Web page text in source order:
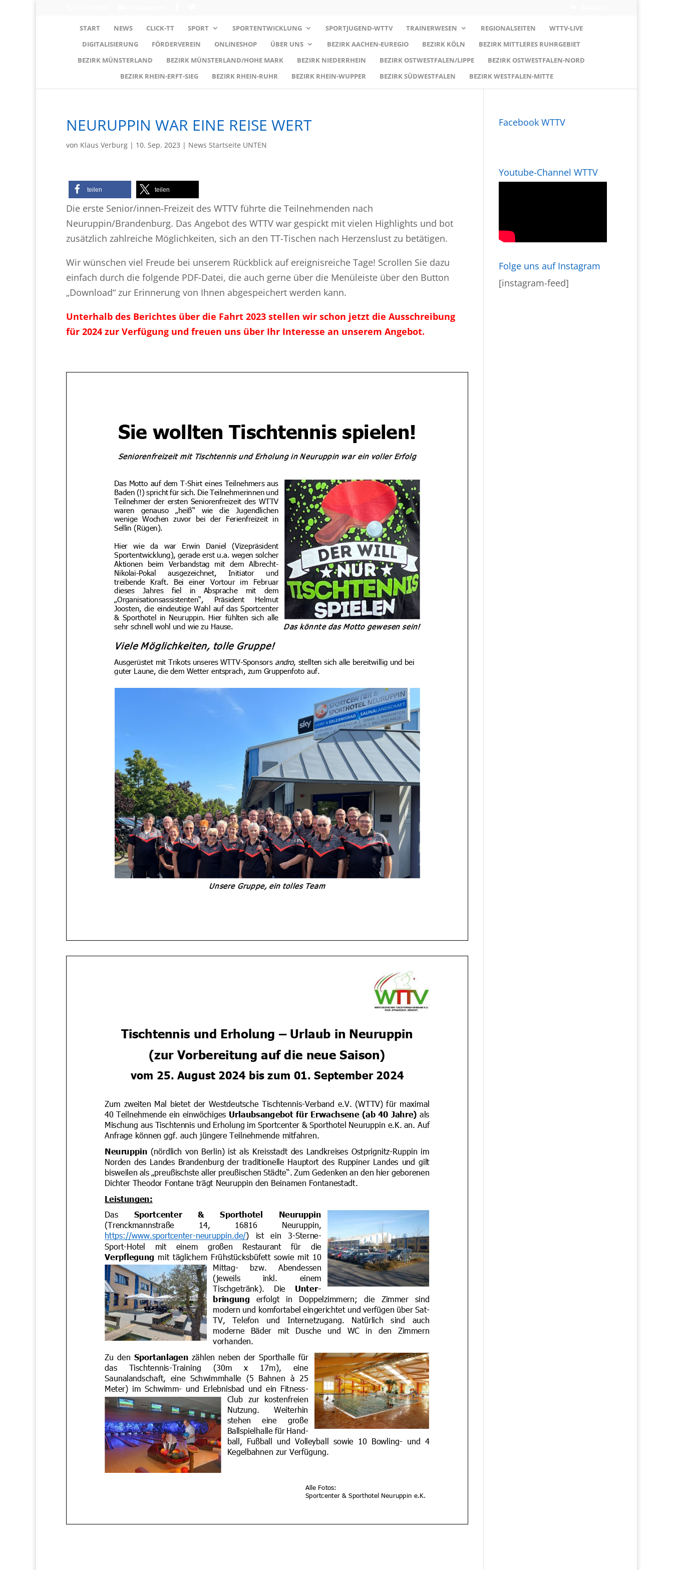
START NEWS CLICK-TT SPORT SPORTENTWICKLUNG SPORTJUGEND-WTTV TRAINERWESEN REGIONALSEITEN
WTTV-LIVE
DIGITALISIERUNG
FÖRDERVEREIN ONLINESHOP ÜBER UNS BEZIRK AACHEN-EUREGIO BEZIRK KÖLN
BEZIRK MITTLERES RUHRGEBIET
BEZIRK MÜNSTERLAND
BEZIRK MÜNSTERLAND/HOHE MARK BEZIRK NIEDERRHEIN BEZIRK OSTWESTFALEN/LIPPE
BEZIRK OSTWESTFALEN-NORD
BEZIRK RHEIN-ERFT-SIEG
BEZIRK RHEIN-RUHR BEZIRK RHEIN-WUPPER BEZIRK SÜDWESTFALEN BEZIRK WESTFALEN-MITTE
NEURUPPIN WAR EINE REISE WERT
von Klaus Verburg | 10. Sep. 2023 | News Startseite UNTEN
teilen teilen
Die erste Senior/innen-Freizeit des WTTV führte die Teilnehmenden nach
Neuruppin/Brandenburg. Das Angebot des WTTV war gespickt mit vielen Highlights und bot
zusätzlich zahlreiche Möglichkeiten, sich an den TT-Tischen nach Herzenslust zu betätigen.
Wir wünschen viel Freude bei unserem Rückblick auf ereignisreiche Tage! Scrollen Sie dazu
einfach durch die folgende PDF-Datei, die auch gerne über die Menüleiste über den Button
„Download“ zur Erinnerung von Ihnen abgespeichert werden kann.
Unterhalb des Berichtes über die Fahrt 2023 stellen wir schon jetzt die Ausschreibung
für 2024 zur Verfügung und freuen uns über Ihr Interesse an unserem Angebot.
Facebook WTTV
Youtube-Channel WTTV
Folge uns auf Instagram
[instagram-feed]